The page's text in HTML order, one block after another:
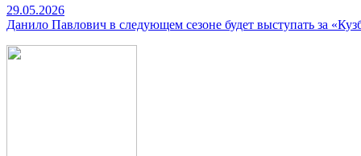
29.05.2026
Данило Павлович в следующем сезоне будет выступать за